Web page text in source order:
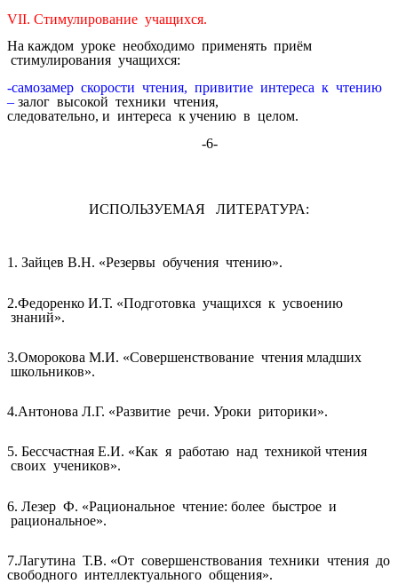
VІІ. Стимулирование учащихся.
На каждом уроке необходимо применять приём
стимулирования учащихся:
-самозамер скорости чтения, привитие интереса к чтению
– залог высокой техники чтения,
следовательно, и интереса к учению в целом.
-6-
ИСПОЛЬЗУЕМАЯ ЛИТЕРАТУРА:
1. Зайцев В.Н. «Резервы обучения чтению».
2.Федоренко И.Т. «Подготовка учащихся к усвоению
знаний».
3.Оморокова М.И. «Совершенствование чтения младших
школьников».
4.Антонова Л.Г. «Развитие речи. Уроки риторики».
5. Бессчастная Е.И. «Как я работаю над техникой чтения
своих учеников».
6. Лезер Ф. «Рациональное чтение: более быстрое и
рациональное».
7.Лагутина Т.В. «От совершенствования техники чтения до
свободного интеллектуального общения».